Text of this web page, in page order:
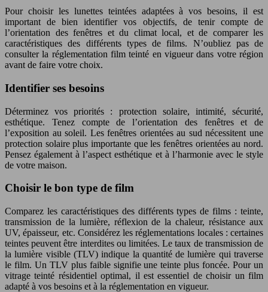
Pour choisir les lunettes teintées adaptées à vos besoins, il est
important de bien identifier vos objectifs, de tenir compte de
l’orientation des fenêtres et du climat local, et de comparer les
caractéristiques des différents types de films. N’oubliez pas de
consulter la réglementation film teinté en vigueur dans votre région
avant de faire votre choix.
Identifier ses besoins
Déterminez vos priorités : protection solaire, intimité, sécurité,
esthétique. Tenez compte de l’orientation des fenêtres et de
l’exposition au soleil. Les fenêtres orientées au sud nécessitent une
protection solaire plus importante que les fenêtres orientées au nord.
Pensez également à l’aspect esthétique et à l’harmonie avec le style
de votre maison.
Choisir le bon type de film
Comparez les caractéristiques des différents types de films : teinte,
transmission de la lumière, réflexion de la chaleur, résistance aux
UV, épaisseur, etc. Considérez les réglementations locales : certaines
teintes peuvent être interdites ou limitées. Le taux de transmission de
la lumière visible (TLV) indique la quantité de lumière qui traverse
le film. Un TLV plus faible signifie une teinte plus foncée. Pour un
vitrage teinté résidentiel optimal, il est essentiel de choisir un film
adapté à vos besoins et à la réglementation en vigueur.